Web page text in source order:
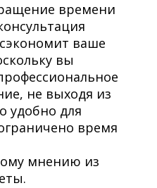
времени
ваше
вы
не выходя из
удобно для
время
мнению из